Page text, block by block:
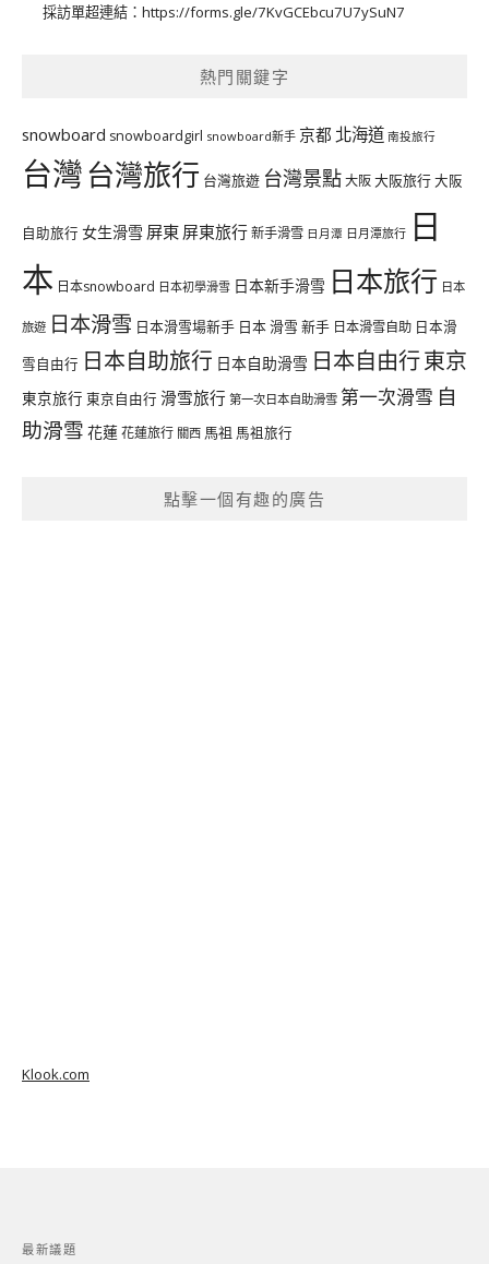
採訪單超連結： https://forms.gle/7KvGCEbcu7U7ySuN7
熱門關鍵字
snowboard snowboardgirl snowboard新手 京都 北海道 南投旅行
台灣台灣旅行 台灣旅遊 台灣景點大阪大阪旅行大阪
自助旅行 女生滑雪 屏東 屏東旅行新手滑雪 日月潭 日月潭旅行 日
本 日本snowboard 日本初學滑雪 日本新手滑雪 日本旅行 日本
旅遊 日本滑雪 日本滑雪場新手 日本 滑雪 新手 日本滑雪自助 日本滑
雪自由行 日本自助旅行 日本自助滑雪 日本自由行東京
東京旅行 東京自由行 滑雪旅行 第一次日本自助滑雪 第一次滑雪 自
助滑雪 花蓮花蓮旅行 關西 馬祖 馬祖旅行
點擊一個有趣的廣告
Klook.com
最新議題